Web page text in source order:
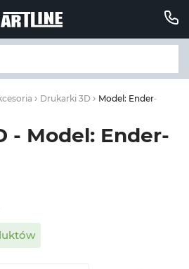
Drukarki 3D Model: Ender-3 V3 SE
- Model: Ender-